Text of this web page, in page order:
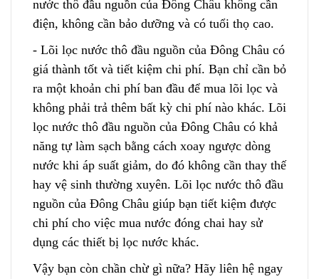
nước thô đầu nguồn của Đông Châu không cần
điện, không cần bảo dưỡng và có tuổi thọ cao.
- Lõi lọc nước thô đầu nguồn của Đông Châu có
giá thành tốt và tiết kiệm chi phí. Bạn chỉ cần bỏ
ra một khoản chi phí ban đầu để mua lõi lọc và
không phải trả thêm bất kỳ chi phí nào khác. Lõi
lọc nước thô đầu nguồn của Đông Châu có khả
năng tự làm sạch bằng cách xoay ngược dòng
nước khi áp suất giảm, do đó không cần thay thế
hay vệ sinh thường xuyên. Lõi lọc nước thô đầu
nguồn của Đông Châu giúp bạn tiết kiệm được
chi phí cho việc mua nước đóng chai hay sử
dụng các thiết bị lọc nước khác.
Vậy bạn còn chần chừ gì nữa? Hãy liên hệ ngay